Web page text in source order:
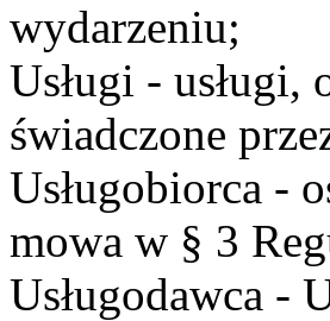
wydarzeniu;
Usługi -
świadczone
Usługobiorca -
mowa w § 3
Usługodawca -